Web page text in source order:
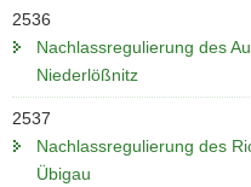
2536
Nachlassregulierung des
Niederlößnitz
2537
Nachlassregulierung des
Übigau